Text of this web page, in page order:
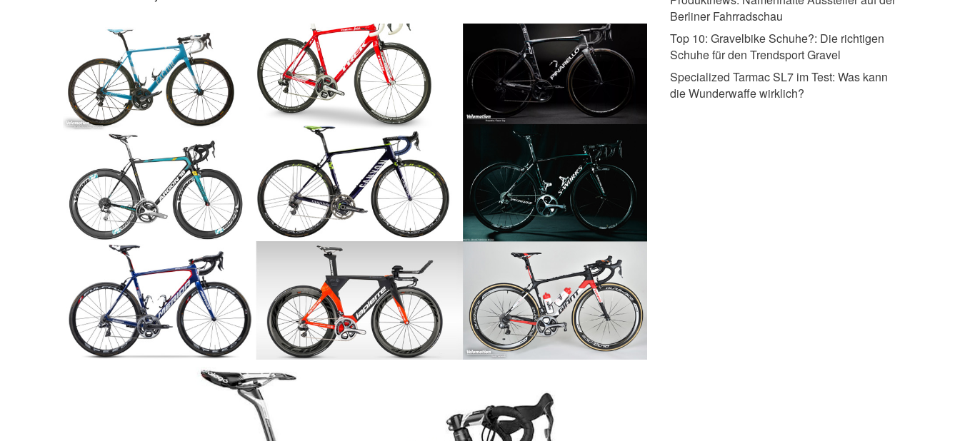
Berliner Fahrradschau
Top 10: Gravelbike Schuhe?: Die richtigen
Schuhe für den Trendsport Gravel
Specialized Tarmac SL7 im Test: Was kann
die Wunderwaffe wirklich?